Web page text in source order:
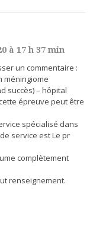
à 17 h 37 min
un commentaire :
méningiome
succès) – hôpital
épreuve peut être
spécialisé dans
service est Le pr
complètement
renseignement.